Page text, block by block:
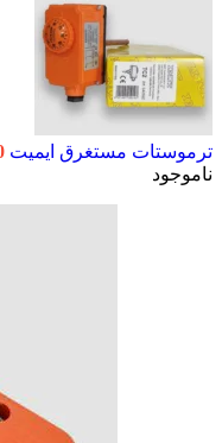
ترموستات مستغرق ایمیت
ناموجود